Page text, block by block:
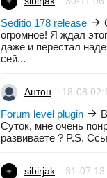
Seditio 178 release
огромное! Я ждал
даже и перестал
сей...
Антон 18-08
Forum level plugin
Суток, мне очень
развиваете ? P.S.
sibirjak 31-07